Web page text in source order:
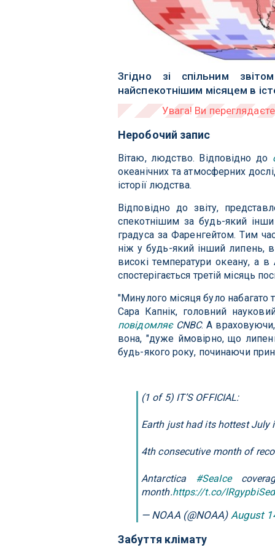
Згідно зі спільним
найспекотнішим місяцем в
Неробочий запис
Вітаю, людство. Відповідно до
океанічних та атмосферних
історії людства.
Відповідно до звіту,
спекотнішим за будь-який
градуса за Фаренгейтом. Тим
ніж у будь-який інший липень,
високі температури океану, а в
спостерігається третій місяць
"Минулого місяця було
Сара Капнік, головний
повідомляє CNBC. А
вона, "дуже ймовірно, що
будь-якого року, починаючи
(1 of 5) IT’S OFFICIAL:
Earth just had its hottest July
4th consecutive month of
Antarctica #SeaIce
month.https://t.co/lRgypbiSed
— NOAA (@NOAA) August
Забуття клімату